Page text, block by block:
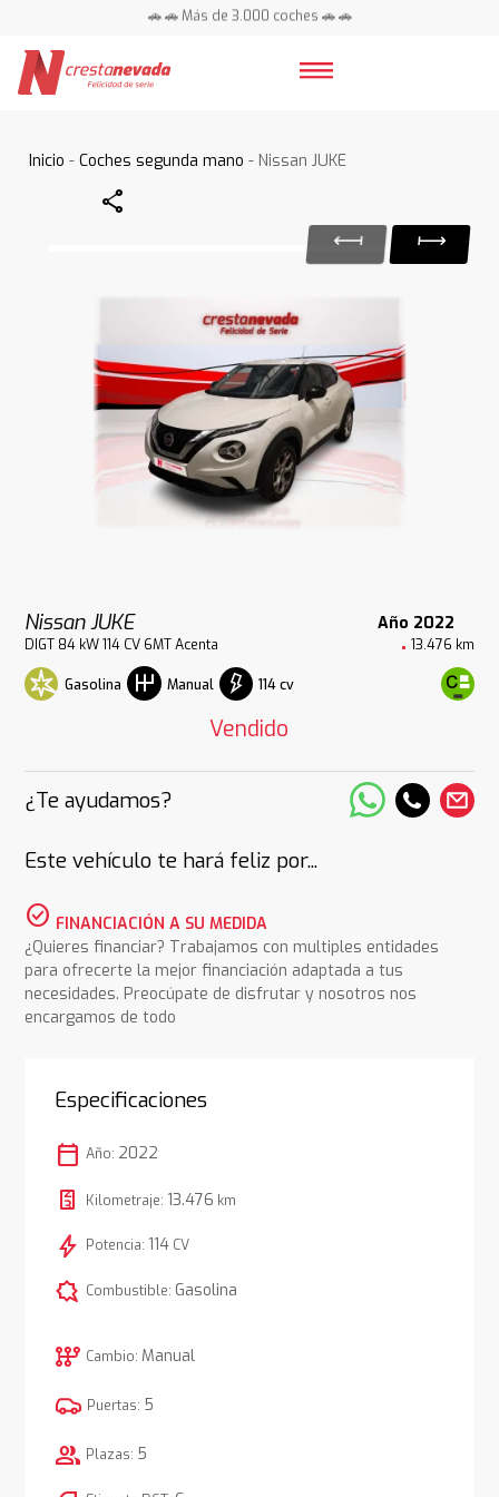
🚗 🚗 Más de 3.000 coches 🚗 🚗
Inicio -Coches segunda mano - Nissan JUKE
Share
Nissan JUKE Año 2022
DIGT 84 kW 114 CV 6MT Acenta 13.476 km
Gasolina Manual 114 cv
Vendido
¿Te ayudamos?
Este vehículo te hará feliz por...
check_circle FINANCIACIÓN A SU MEDIDA
¿Quieres financiar? Trabajamos con multiples entidades
para ofrecerte la mejor financiación adaptada a tus
necesidades. Preocúpate de disfrutar y nosotros nos
encargamos de todo
Especificaciones
calendar_today Año: 2022
Kilometraje: 13.476 km
bolt Potencia: 114CV
comic_bubble Combustible: Gasolina
auto_transmission Cambio: Manual
Puertas: 5
group Plazas: 5